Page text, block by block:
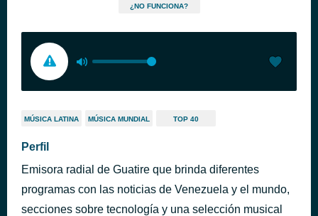
¿NO FUNCIONA?
MÚSICA LATINA MÚSICA MUNDIAL TOP 40
Perfil
Emisora radial de Guatire que brinda diferentes
programas con las noticias de Venezuela y el mundo,
secciones sobre tecnología y una selección musical